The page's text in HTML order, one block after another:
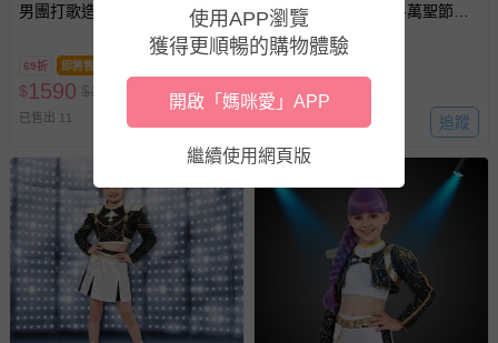
男團打歌造型服S款-萬聖節變
裝服-長外套+上衣+長褲+帽子
+胸前掛鏈+手鏈+戒指＋耳釘
69折 即將售完
$1590 $2290
已售出 11
女團打歌造型服M款-萬聖節變
裝服-外套+背心+打底褲+短裙
+腰帶+緞帶腰繩+掛腰墜飾+頸
鏈 (不含假髮+鞋子)
$1950 $
追蹤
使用APP瀏覽
獲得更順暢的購物體驗
開啟「媽咪愛」APP
繼續使用網頁版